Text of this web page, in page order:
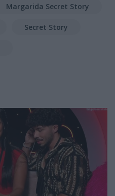
Margarida Secret Story
Secret Story